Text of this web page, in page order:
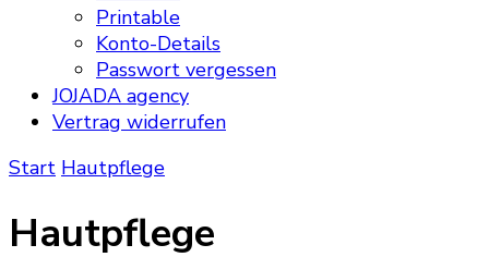
Printable
Konto-Details
Passwort vergessen
JOJADA agency
Vertrag widerrufen
Start Hautpflege
Hautpflege